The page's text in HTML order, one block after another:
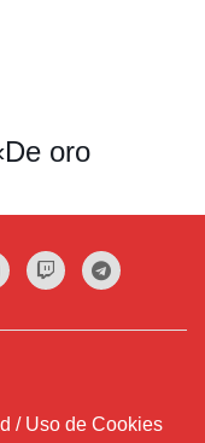
oro
/ Uso de Cookies